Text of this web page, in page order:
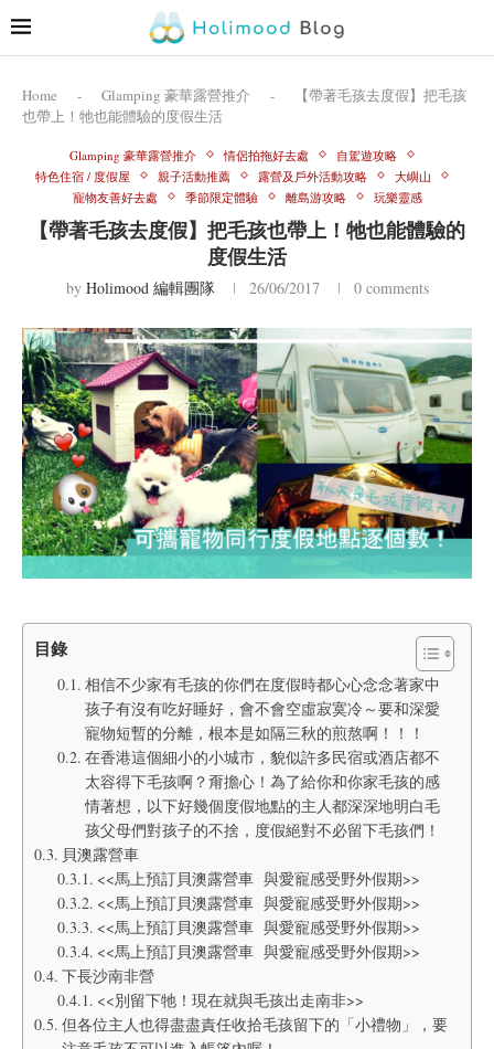
Home - Glamping 豪華露營推介 -
【帶著毛孩去度假】把毛孩
也帶上！牠也能體驗的度假生活
Glamping 豪華露營推介 情侶拍拖好去處
自駕遊攻略
特色住宿 / 度假屋
親子活動推薦 露營及戶外活動攻略
大嶼山
寵物友善好去處
季節限定體驗 離島游攻略 玩樂靈感
【帶著毛孩去度假】把毛孩也帶上！牠也能體驗的
度假生活
by Holimood 編輯團隊 26/06/2017 0 comments
目錄
相信不少家有毛孩的你們在度假時都心心念念著家中
孩子有沒有吃好睡好，會不會空虛寂寞冷～要和深愛
寵物短暫的分離，根本是如隔三秋的煎熬啊！！！
在香港這個細小的小城市，貌似許多民宿或酒店都不
太容得下毛孩啊？甭擔心！為了給你和你家毛孩的感
情著想，以下好幾個度假地點的主人都深深地明白毛
孩父母們對孩子的不捨，度假絕對不必留下毛孩們！
貝澳露營車
<<馬上預訂貝澳露營車 與愛寵感受野外假期>>
<<馬上預訂貝澳露營車 與愛寵感受野外假期>>
<<馬上預訂貝澳露營車 與愛寵感受野外假期>>
<<馬上預訂貝澳露營車 與愛寵感受野外假期>>
下長沙南非營
<<別留下牠！現在就與毛孩出走南非>>
但各位主人也得盡盡責任收拾毛孩留下的「小禮物」，要